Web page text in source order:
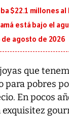
$22.1 millones
está bajo el
de agosto de 2026
que
para pobres
En pocos